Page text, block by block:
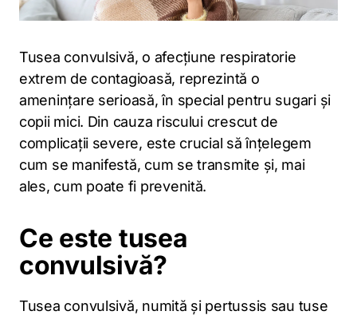
Tusea convulsivă, o afecțiune respiratorie
extrem de contagioasă, reprezintă o
amenințare serioasă, în special pentru sugari și
copii mici. Din cauza riscului crescut de
complicații severe, este crucial să înțelegem
cum se manifestă, cum se transmite și, mai
ales, cum poate fi prevenită.
Ce este tusea
convulsivă?
Tusea convulsivă, numită și pertussis sau tuse